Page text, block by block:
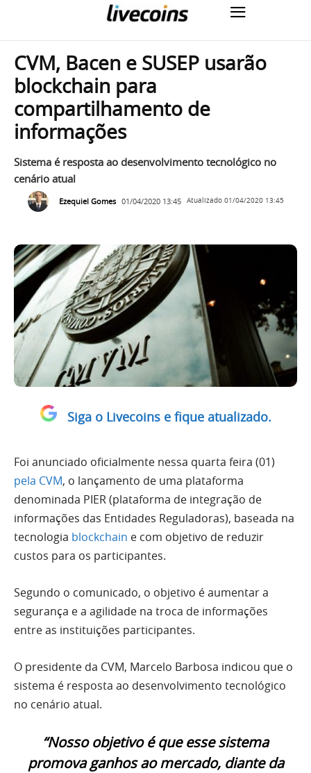
CVM, Bacen e SUSEP usarão
blockchain para
compartilhamento de
informações
Sistema é resposta ao desenvolvimento tecnológico no
cenário atual
Ezequiel Gomes 01/04/2020 13:45 Atualizado 01/04/2020 13:45
Siga o Livecoins e fique atualizado.
Foi anunciado oficialmente nessa quarta feira (01)
pela CVM, o lançamento de uma plataforma
denominada PIER (plataforma de integração de
informações das Entidades Reguladoras), baseada na
tecnologia blockchain e com objetivo de reduzir
custos para os participantes.
Segundo o comunicado, o objetivo é aumentar a
segurança e a agilidade na troca de informações
entre as instituições participantes.
O presidente da CVM, Marcelo Barbosa indicou que o
sistema é resposta ao desenvolvimento tecnológico
no cenário atual.
“Nosso objetivo é que esse sistema
promova ganhos ao mercado, diante da